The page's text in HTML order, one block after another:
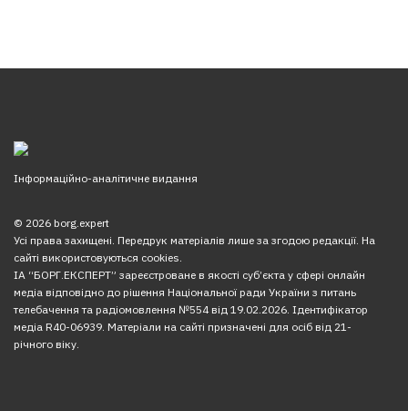
Інформаційно-аналітичне видання
© 2026 borg.expert
Усі права захищені. Передрук матеріалів лише за згодою редакції. На
сайті використовуються cookies.
ІА “БОРГ.ЕКСПЕРТ” зареєстроване в якості суб’єкта у сфері онлайн
медіа відповідно до рішення Національної ради України з питань
телебачення та радіомовлення №554 від 19.02.2026. Ідентифікатор
медіа R40-06939. Матеріали на сайті призначені для осіб від 21-
річного віку.